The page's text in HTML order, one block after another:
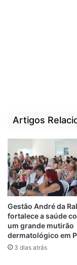
e Imperatriz
de Aço. O
em casa e
agregado
final do
As datas
do
acontecer
quinta.
Artigos
Gestão André da
fortalece a saúde
um grande mutirão
dermatológico em
3 dias atrás